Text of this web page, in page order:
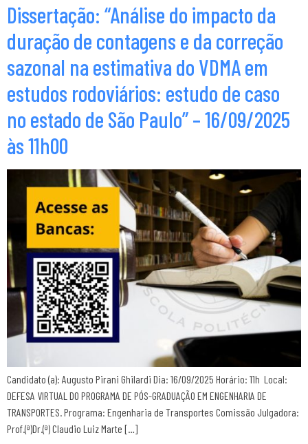
Dissertação: “Análise do impacto da
duração de contagens e da correção
sazonal na estimativa do VDMA em
estudos rodoviários: estudo de caso
no estado de São Paulo” – 16/09/2025
às 11h00
Candidato (a): Augusto Pirani Ghilardi Dia: 16/09/2025 Horário: 11h Local:
DEFESA VIRTUAL DO PROGRAMA DE PÓS-GRADUAÇÃO EM ENGENHARIA DE
TRANSPORTES. Programa: Engenharia de Transportes Comissão Julgadora:
Prof.(ª)Dr.(ª) Claudio Luiz Marte […]